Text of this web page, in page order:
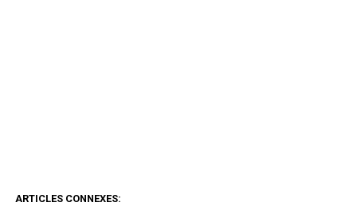
ARTICLES CONNEXES: